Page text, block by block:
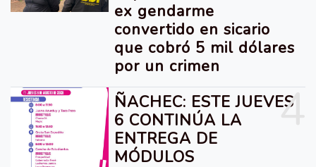
ex gendarme
convertido en sicario
que cobró 5 mil dólares
por un crimen
4
ÑACHEC: ESTE JUEVES
6 CONTINÚA LA
ENTREGA DE
MÓDULOS